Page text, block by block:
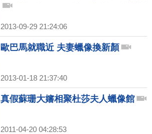
2013-09-29 21:24:06
歐巴馬就職近 夫妻蠟像換新顏
2013-01-18 21:37:40
真假蘇珊大嬸相聚杜莎夫人蠟像館
2011-04-20 04:28:53